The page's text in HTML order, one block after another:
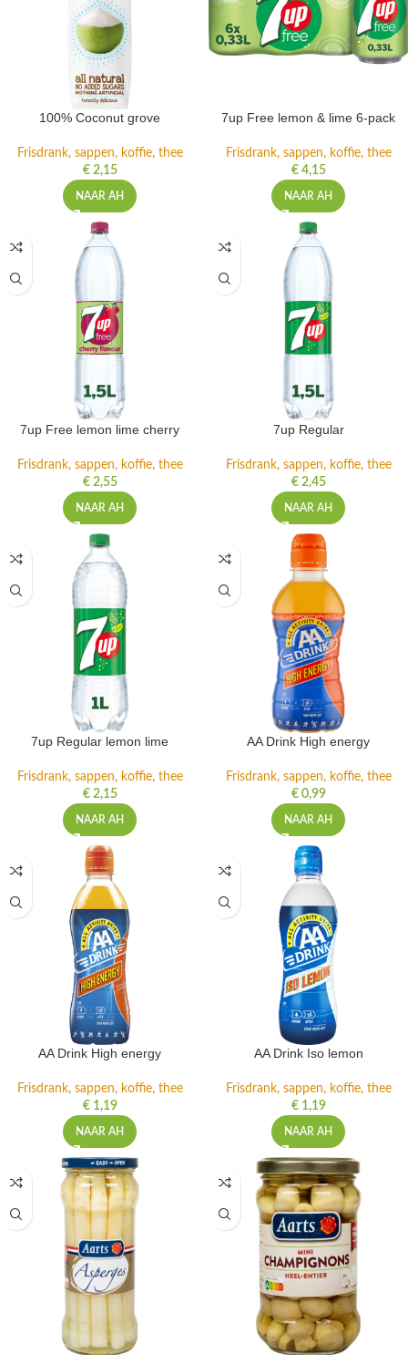
100% Coconut grove
Frisdrank, sappen, koffie, thee
€2,15
NAAR AH
7up Free lemon & lime 6-pack
Frisdrank, sappen, koffie, thee
€4,15
NAAR AH
7up Free lemon lime cherry
Frisdrank, sappen, koffie, thee
€2,55
NAAR AH
7up Regular
Frisdrank, sappen, koffie, thee
€2,45
NAAR AH
7up Regular lemon lime
Frisdrank, sappen, koffie, thee
€2,15
NAAR AH
AA Drink High energy
Frisdrank, sappen, koffie, thee
€0,99
NAAR AH
AA Drink High energy
Frisdrank, sappen, koffie, thee
€1,19
NAAR AH
AA Drink Iso lemon
Frisdrank, sappen, koffie, thee
€1,19
NAAR AH